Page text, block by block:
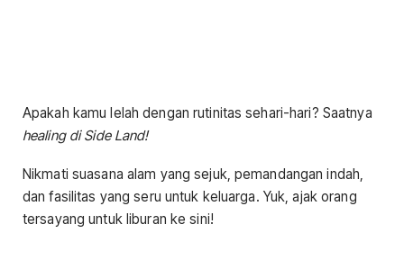
Apakah kamu lelah dengan rutinitas sehari-hari? Saatnya
healing di Side Land!
Nikmati suasana alam yang sejuk, pemandangan indah,
dan fasilitas yang seru untuk keluarga. Yuk, ajak orang
tersayang untuk liburan ke sini!